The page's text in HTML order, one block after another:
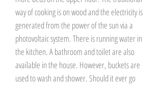
way of cooking is on wood and the electricity is
generated from the power of the sun via a
photovoltaic system. There is running water in
the kitchen. A bathroom and toilet are also
available in the house. However, buckets are
used to wash and shower. Should it ever go